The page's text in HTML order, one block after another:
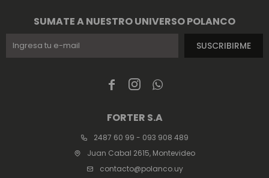
  
FORTER S.A
2487 60 99 - 093 908 489
Juan Cabal 2615, Montevideo
contacto@polanco.uy
SUMATE A NUESTRO UNIVERSO POLANCO
SUSCRIBIRME